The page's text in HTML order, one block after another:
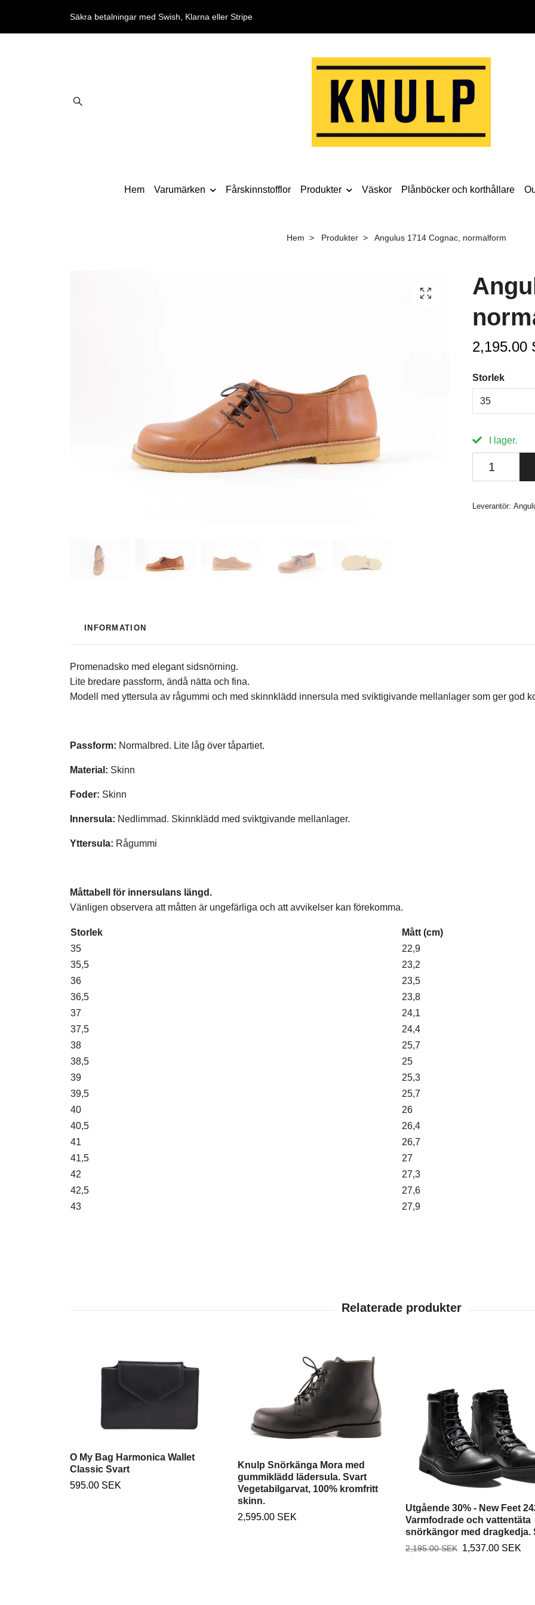
Säkra betalningar med Swish, Klarna eller Stripe
Hem Varumärken Fårskinnstofflor Produkter Väskor Plånböcker och korthållare
Hem Produkter Angulus 1714 Cognac, normalform
2,195.00
Storlek
35
I lager.
Leverantör:
INFORMATION
Promenadsko med elegant sidsnörning.
Lite bredare passform, ändå nätta och fina.
Modell med yttersula av rågummi och med skinnklädd innersula med sviktigivande mellanlager som ger god
Passform: Normalbred. Lite låg över tåpartiet.
Material: Skinn
Foder: Skinn
Innersula: Nedlimmad. Skinnklädd med sviktgivande mellanlager.
Yttersula: Rågummi
Måttabell för innersulans längd.
Vänligen observera att måtten är ungefärliga och att avvikelser kan förekomma.
Storlek
Mått (cm)
35
22,9
35,5
23,2
36
23,5
36,5
23,8
37
24,1
37,5
24,4
38
25,7
38,5
25
39
25,3
39,5
25,7
40
26
40,5
26,4
41
26,7
41,5
27
42
27,3
42,5
27,6
43
27,9
O My Bag Harmonica Wallet
Classic Svart
595.00 SEK
Knulp Snörkänga Mora med
gummiklädd lädersula. Svart
Vegetabilgarvat, 100% kromfritt
skinn.
2,595.00 SEK
Utgående 30% - New Feet
Varmfodrade och vattentäta
snörkängor med dragkedja.
2,195.00 SEK 1,537.00 SEK